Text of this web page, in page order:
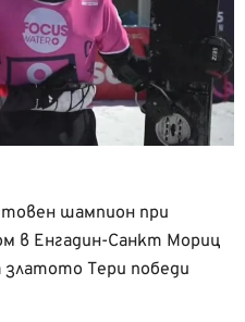
шампион при
в Енгадин-Санкт Мориц
Тери победи